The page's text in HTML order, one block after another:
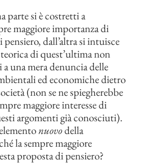
parte si è costretti a
maggiore importanza di
dall’altra si intuisce
di quest’ultima non
una mera denuncia delle
ed economiche dietro
(non se ne spiegherebbe
maggiore interesse di
argomenti già conosciuti).
nuovodella
la sempre maggiore
proposta di pensiero?